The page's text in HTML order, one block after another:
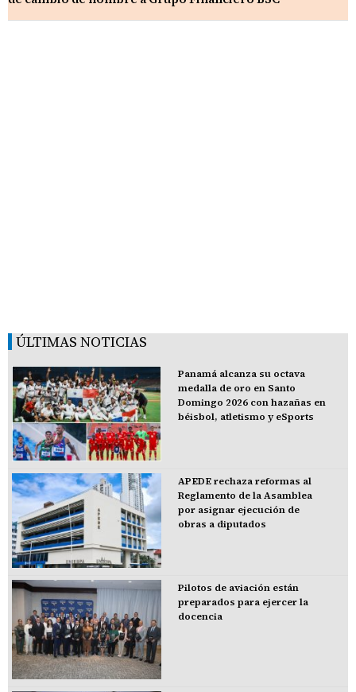
ÚLTIMAS NOTICIAS
Panamá alcanza su octava
medalla de oro en Santo
Domingo 2026 con hazañas en
béisbol, atletismo y eSports
APEDE rechaza reformas al
Reglamento de la Asamblea
por asignar ejecución de
obras a diputados
Pilotos de aviación están
preparados para ejercer la
docencia